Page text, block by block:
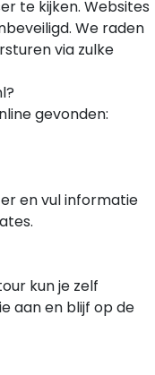
te kijken. Websites
We raden
via zulke
gevonden:
en vul informatie
kun je zelf
aan en blijf op de